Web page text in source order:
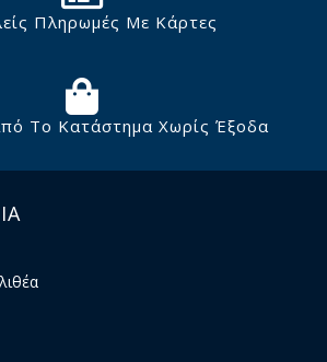
Πληρωμές Με Κάρτες
Το Κατάστημα Χωρίς Έξοδα